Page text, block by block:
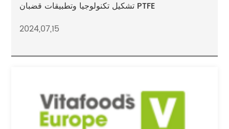
تشكيل تكنولوجيا وتطبيقات قضبان PTFE
2024,07,15